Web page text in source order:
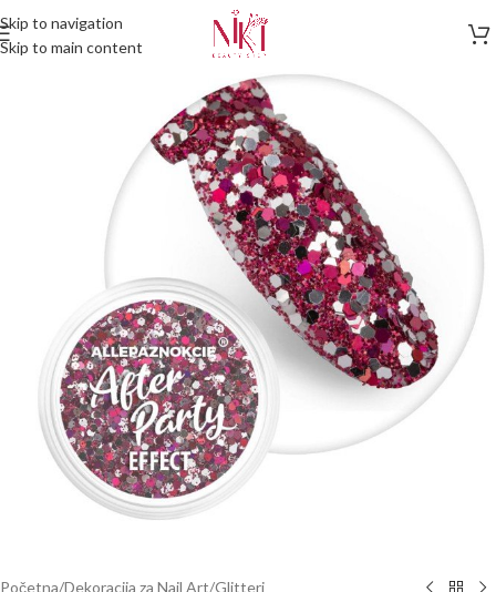
Skip to navigation
Skip to main content
Početna/Dekoracija za Nail Art/Glitteri